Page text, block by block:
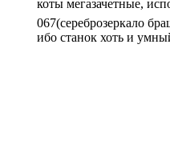
коты мегазачетные,
067(сереброзеркало
ибо станок хоть и